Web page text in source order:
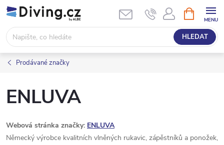
Přejít
na
obsah
HLEDAT
NÁKUPNÍ
KOŠÍK
Prodávané značky
ENLUVA
Webová stránka značky: ENLUVA
Německý výrobce kvalitních vlněných rukavic, zápěstníků a ponožek,